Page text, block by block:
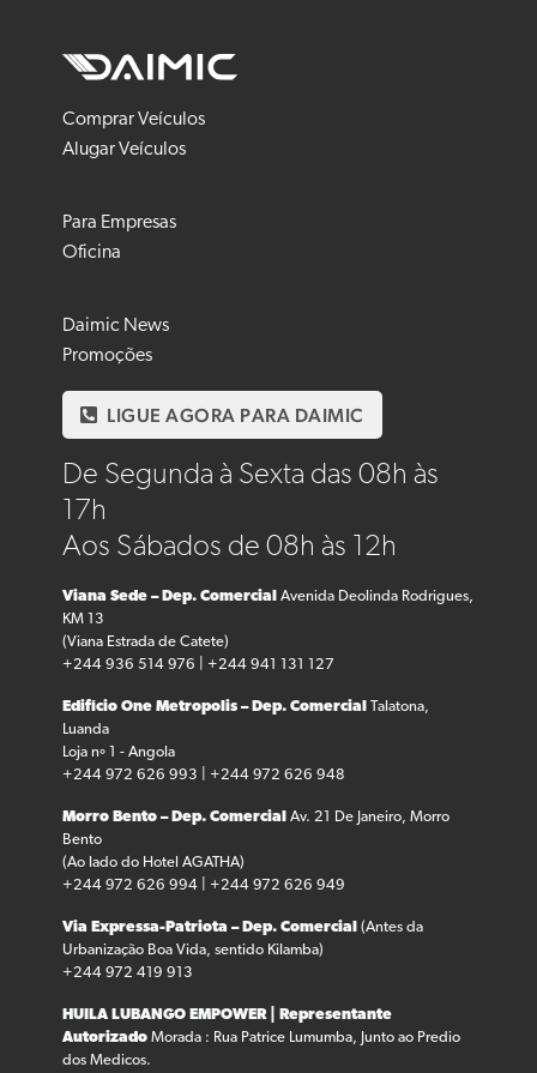
Comprar Veículos
Alugar Veículos
Para Empresas
Oficina
Daimic News
Promoções
LIGUE AGORA PARA DAIMIC
De Segunda à Sexta das 08h às
17h
Aos Sábados de 08h às 12h
Viana Sede – Dep. Comercial
Avenida Deolinda Rodrigues,
KM 13
(Viana Estrada de Catete)
+244 936 514 976 | +244 941 131 127
Edifício One Metropolis – Dep. Comercial
Talatona,
Luanda
Loja nº 1 - Angola
+244 972 626 993 | +244 972 626 948
Morro Bento – Dep. Comercial
Av. 21 De Janeiro, Morro
Bento
(Ao lado do Hotel AGATHA)
+244 972 626 994 | +244 972 626 949
Via Expressa-Patriota – Dep. Comercial
(Antes da
Urbanização Boa Vida, sentido Kilamba)
+244 972 419 913
HUILA LUBANGO EMPOWER | Representante
Autorizado Morada : Rua Patrice Lumumba, Junto ao Predio
dos Medicos.